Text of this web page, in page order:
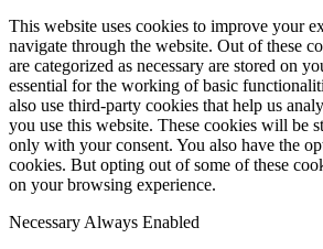
This website uses cookies to improve your
navigate through the website. Out of these
are categorized as necessary are stored on
essential for the working of basic
also use third-party cookies that help us
you use this website. These cookies will be
only with your consent. You also have the
cookies. But opting out of some of these
on your browsing experience.
Necessary Always Enabled